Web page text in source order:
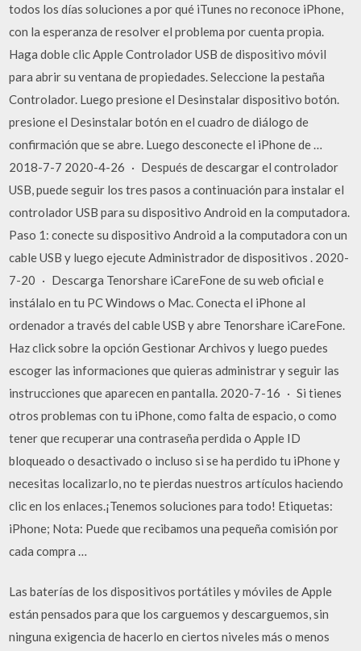
todos los días soluciones a por qué iTunes no reconoce iPhone,
con la esperanza de resolver el problema por cuenta propia.
Haga doble clic Apple Controlador USB de dispositivo móvil
para abrir su ventana de propiedades. Seleccione la pestaña
Controlador. Luego presione el Desinstalar dispositivo botón.
presione el Desinstalar botón en el cuadro de diálogo de
confirmación que se abre. Luego desconecte el iPhone de …
2018-7-7 2020-4-26 · Después de descargar el controlador
USB, puede seguir los tres pasos a continuación para instalar el
controlador USB para su dispositivo Android en la computadora.
Paso 1: conecte su dispositivo Android a la computadora con un
cable USB y luego ejecute Administrador de dispositivos . 2020-
7-20 · Descarga Tenorshare iCareFone de su web oficial e
instálalo en tu PC Windows o Mac. Conecta el iPhone al
ordenador a través del cable USB y abre Tenorshare iCareFone.
Haz click sobre la opción Gestionar Archivos y luego puedes
escoger las informaciones que quieras administrar y seguir las
instrucciones que aparecen en pantalla. 2020-7-16 · Si tienes
otros problemas con tu iPhone, como falta de espacio, o como
tener que recuperar una contraseña perdida o Apple ID
bloqueado o desactivado o incluso si se ha perdido tu iPhone y
necesitas localizarlo, no te pierdas nuestros artículos haciendo
clic en los enlaces.¡Tenemos soluciones para todo! Etiquetas:
iPhone; Nota: Puede que recibamos una pequeña comisión por
cada compra …
Las baterías de los dispositivos portátiles y móviles de Apple
están pensados para que los carguemos y descarguemos, sin
ninguna exigencia de hacerlo en ciertos niveles más o menos